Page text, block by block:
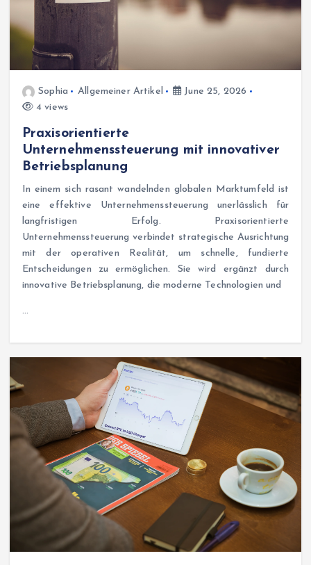
Sophia Allgemeiner Artikel
June 25, 2026
4 views
Praxisorientierte
Unternehmenssteuerung mit innovativer
Betriebsplanung
In einem sich rasant wandelnden globalen Marktumfeld ist
eine effektive Unternehmenssteuerung unerlässlich für
langfristigen Erfolg. Praxisorientierte
Unternehmenssteuerung verbindet strategische Ausrichtung
mit der operativen Realität, um schnelle, fundierte
Entscheidungen zu ermöglichen. Sie wird ergänzt durch
innovative Betriebsplanung, die moderne Technologien und
…